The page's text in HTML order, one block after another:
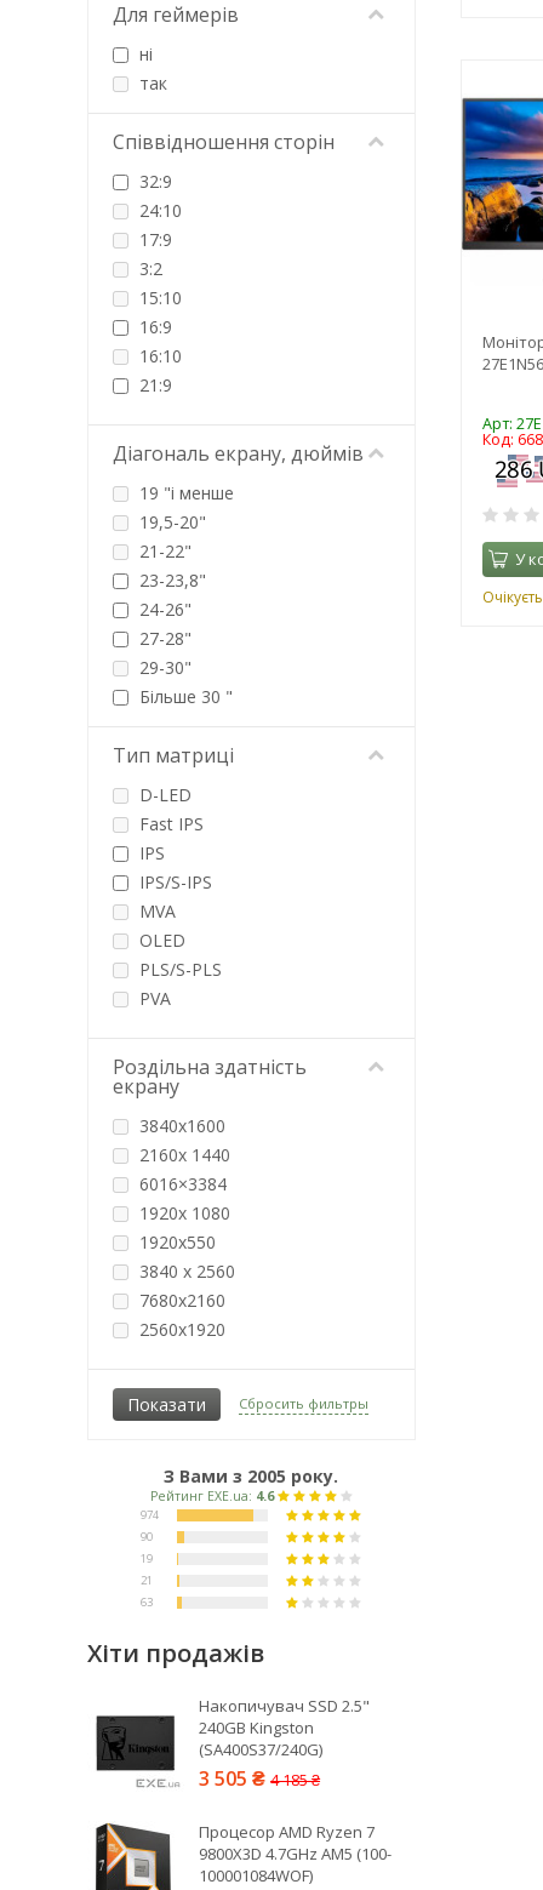
Арт:
Код:
У
Uniview
ViewSonic
Vinga
Для геймерів
ні
так
Співвідношення сторін
32:9
24:10
17:9
3:2
15:10
16:9
16:10
21:9
Діагональ екрану, дюймів
19 "і менше
19,5-20"
21-22"
23-23,8"
24-26"
27-28"
29-30"
Більше 30 "
Тип матриці
D-LED
Fast IPS
IPS
IPS/S-IPS
MVA
OLED
PLS/S-PLS
PVA
SS IPS
TFT
TN
TN+Film
VA
Роздільна здатність
екрану
3840x1600
2160х 1440
6016×3384
1920х 1080
1920x550
3840 х 2560
7680x2160
2560x1920
1366x768
1440x900
1920x1200
1920x1280
1920x1080
2560x1600
2560x1440
3440х1440
3840x1080
5120x2880
5120x2160
5120x1440
7680x4320
Сбросить фильтры
З Вами з 2005 року.
Хіти продажів
Накопичувач SSD 2.5"
240GB Kingston
(SA400S37/240G)
3 505 ₴ 4 185 ₴
Процесор AMD Ryzen 7
9800X3D 4.7GHz AM5 (100-
100001084WOF)